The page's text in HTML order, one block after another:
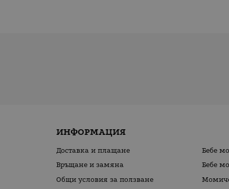
ИНФОРМАЦИЯ
Доставка и плащане
Връщане и замяна
Общи условия за ползване
Бебе
Бебе